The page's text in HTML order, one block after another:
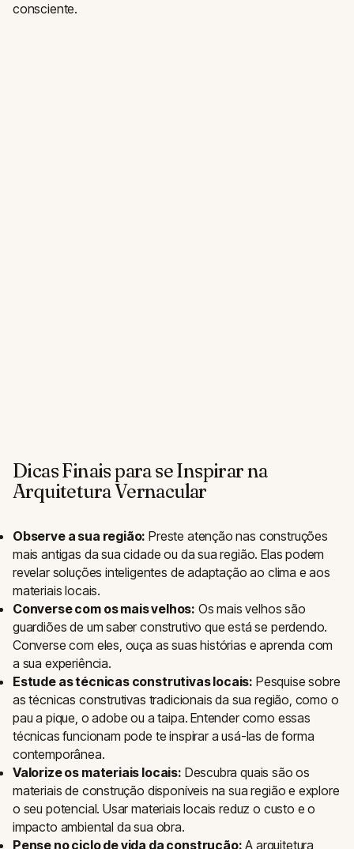
consciente.
Dicas Finais para se Inspirar na
Arquitetura Vernacular
Observe a sua região: Preste atenção nas construções
mais antigas da sua cidade ou da sua região. Elas podem
revelar soluções inteligentes de adaptação ao clima e aos
materiais locais.
Converse com os mais velhos: Os mais velhos são
guardiões de um saber construtivo que está se perdendo.
Converse com eles, ouça as suas histórias e aprenda com
a sua experiência.
Estude as técnicas construtivas locais: Pesquise sobre
as técnicas construtivas tradicionais da sua região, como o
pau a pique, o adobe ou a taipa. Entender como essas
técnicas funcionam pode te inspirar a usá-las de forma
contemporânea.
Valorize os materiais locais: Descubra quais são os
materiais de construção disponíveis na sua região e explore
o seu potencial. Usar materiais locais reduz o custo e o
impacto ambiental da sua obra.
Pense no ciclo de vida da construção: A arquitetura